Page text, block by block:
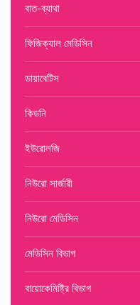
বাত-ব্যাথা
ফিজিক্যাল মেডিসিন
ডায়াবেটিস
কিডনি
ইউরোলজি
নিউরো সার্জারী
নিউরো মেডিসিন
মেডিসিন বিভাগ
বায়োকেমিষ্ট্রি বিভাগ